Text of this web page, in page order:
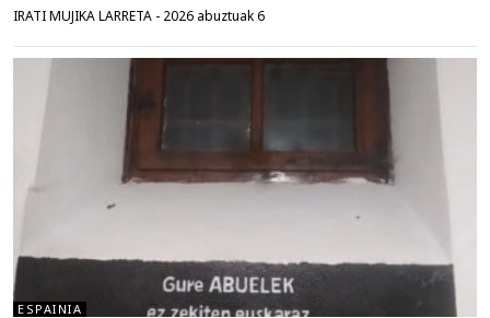
IRATI MUJIKA LARRETA - 2026 abuztuak 6
ESPAINIA